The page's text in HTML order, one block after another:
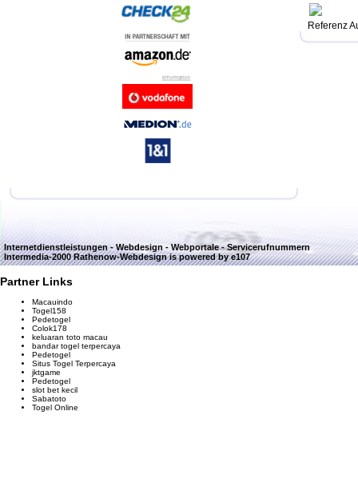
Referenz
Internetdienstleistungen - Webdesign - Webportale - Servicerufnummern
Intermedia-2000 Rathenow-Webdesignis powered by e107
Partner Links
Macauindo
Togel158
Pedetogel
Colok178
keluaran toto macau
bandar togel terpercaya
Pedetogel
Situs Togel Terpercaya
jktgame
Pedetogel
slot bet kecil
Sabatoto
Togel Online